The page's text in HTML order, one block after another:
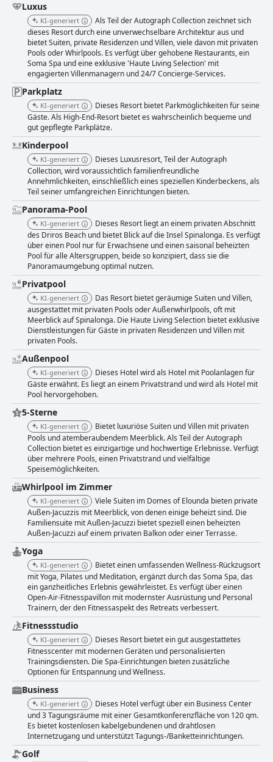
Luxus
KI-generiert
Als Teil der Autograph Collection zeichnet sich
dieses Resort durch eine unverwechselbare Architektur aus und
bietet Suiten, private Residenzen und Villen, viele davon mit privaten
Pools oder Whirlpools. Es verfügt über gehobene Restaurants, ein
Soma Spa und eine exklusive 'Haute Living Selection' mit
engagierten Villenmanagern und 24/7 Concierge-Services.
Parkplatz
KI-generiert
Dieses Resort bietet Parkmöglichkeiten für seine
Gäste. Als High-End-Resort bietet es wahrscheinlich bequeme und
gut gepflegte Parkplätze.
Kinderpool
KI-generiert
Dieses Luxusresort, Teil der Autograph
Collection, wird voraussichtlich familienfreundliche
Annehmlichkeiten, einschließlich eines speziellen Kinderbeckens, als
Teil seiner umfangreichen Einrichtungen bieten.
Panorama-Pool
KI-generiert
Dieses Resort liegt an einem privaten Abschnitt
des Driros Beach und bietet Blick auf die Insel Spinalonga. Es verfügt
über einen Pool nur für Erwachsene und einen saisonal beheizten
Pool für alle Altersgruppen, beide so konzipiert, dass sie die
Panoramaumgebung optimal nutzen.
Privatpool
KI-generiert
Das Resort bietet geräumige Suiten und Villen,
ausgestattet mit privaten Pools oder Außenwhirlpools, oft mit
Meerblick auf Spinalonga. Die Haute Living Selection bietet exklusive
Dienstleistungen für Gäste in privaten Residenzen und Villen mit
privaten Pools.
Außenpool
KI-generiert
Dieses Hotel wird als Hotel mit Poolanlagen für
Gäste erwähnt. Es liegt an einem Privatstrand und wird als Hotel mit
Pool hervorgehoben.
5-Sterne
KI-generiert
Bietet luxuriöse Suiten und Villen mit privaten
Pools und atemberaubendem Meerblick. Als Teil der Autograph
Collection bietet es einzigartige und hochwertige Erlebnisse. Verfügt
über mehrere Pools, einen Privatstrand und vielfältige
Speisemöglichkeiten.
Whirlpool im Zimmer
KI-generiert
Viele Suiten im Domes of Elounda bieten private
Außen-Jacuzzis mit Meerblick, von denen einige beheizt sind. Die
Familiensuite mit Außen-Jacuzzi bietet speziell einen beheizten
Außen-Jacuzzi auf einem privaten Balkon oder einer Terrasse.
Yoga
KI-generiert
Bietet einen umfassenden Wellness-Rückzugsort
mit Yoga, Pilates und Meditation, ergänzt durch das Soma Spa, das
ein ganzheitliches Erlebnis gewährleistet. Es verfügt über einen
Open-Air-Fitnesspavillon mit modernster Ausrüstung und Personal
Trainern, der den Fitnessaspekt des Retreats verbessert.
Fitnessstudio
KI-generiert
Dieses Resort bietet ein gut ausgestattetes
Fitnesscenter mit modernen Geräten und personalisierten
Trainingsdiensten. Die Spa-Einrichtungen bieten zusätzliche
Optionen für Entspannung und Wellness.
Business
KI-generiert
Dieses Hotel verfügt über ein Business Center
und 3 Tagungsräume mit einer Gesamtkonferenzfläche von 120 qm.
Es bietet kostenlosen kabelgebundenen und drahtlosen
Internetzugang und unterstützt Tagungs-/Banketteinrichtungen.
Golf